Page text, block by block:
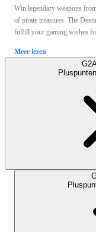
Win legendary weapons
of pirate treasures. The
fulfill your gaming wishes
Meer lezen